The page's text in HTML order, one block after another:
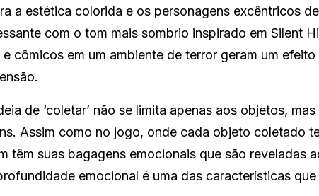
a estética colorida e os personagens excêntricos
com o tom mais sombrio inspirado em Silent
cômicos em um ambiente de terror geram um
de ‘coletar’ não se limita apenas aos objetos,
Assim como no jogo, onde cada objeto coletado
têm suas bagagens emocionais que são reveladas
emocional é uma das características